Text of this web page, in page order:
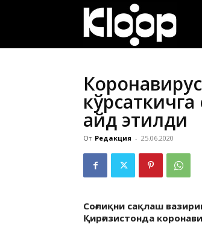
қайд этилди
От Редакция - 25.06.2020
Соғлиқни сақлаш
Қирғизистонда